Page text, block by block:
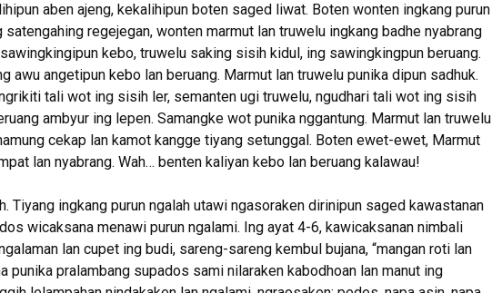
aben ajeng, kekalihipun boten saged liwat. Boten wonten ingkang purun
regejegan, wonten marmut lan truwelu ingkang badhe nyabrang
kebo, truwelu saking sisih kidul, ing sawingkingpun beruang.
awu angetipun kebo lan beruang. Marmut lan truwelu punika dipun sadhuk.
tali wot ing sisih ler, semanten ugi truwelu, ngudhari tali wot ing sisih
ambyur ing lepen. Samangke wot punika nggantung. Marmut lan truwelu
cekap lan kamot kangge tiyang setunggal. Boten ewet-ewet, Marmut
lan nyabrang. Wah… benten kaliyan kebo lan beruang kalawau!
Tiyang ingkang purun ngalah utawi ngasoraken dirinipun saged kawastanan
wicaksana menawi purun ngalami. Ing ayat 4-6, kawicaksanan nimbali
lan cupet ing budi, sareng-sareng kembul bujana, “mangan roti lan
punika pralambang supados sami nilaraken kabodhoan lan manut ing